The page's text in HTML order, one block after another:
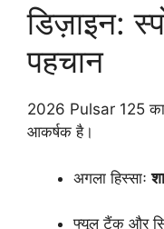
डिज़ाइन:
पहचान
2026 Pulsar 125 का
आकर्षक है।
अगला हिस्साः
फ्यूल टैंक और